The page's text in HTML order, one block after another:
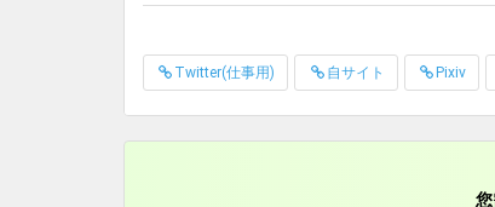
漫画はたくさんバリエーションがあって分か
https://fantia.jp/posts/348045
Twitter(仕事用) 自サイト Pixiv
您